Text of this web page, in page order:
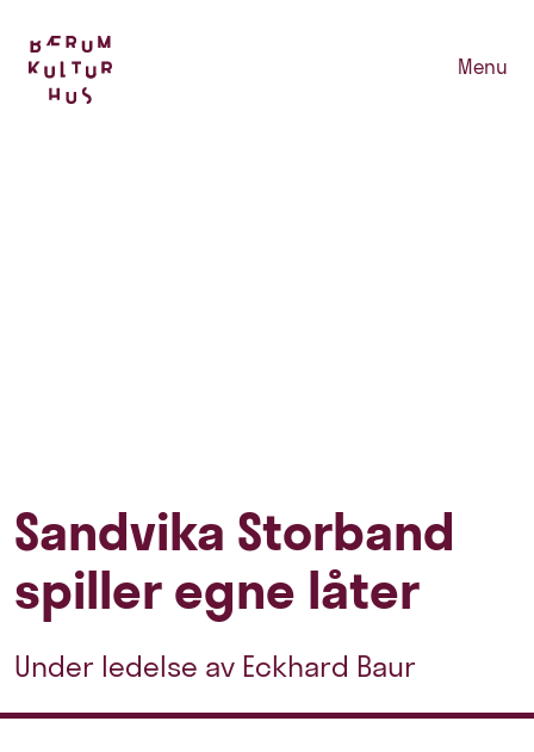
Menu
Sandvika Storband
spiller egne låter
Under ledelse av Eckhard Baur